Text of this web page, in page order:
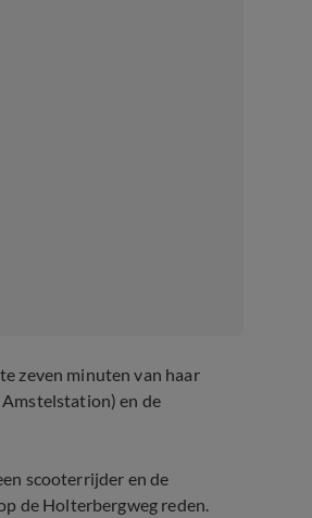
zeven minuten van haar
en de
scooterrijder en de
de Holterbergweg reden.